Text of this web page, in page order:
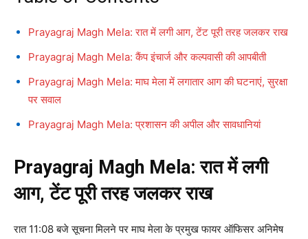
Prayagraj Magh Mela: रात में लगी आग, टेंट पूरी तरह जलकर राख
Prayagraj Magh Mela: कैंप इंचार्ज और कल्पवासी की आपबीती
Prayagraj Magh Mela: माघ मेला में लगातार आग की घटनाएं, सुरक्षा
पर सवाल
Prayagraj Magh Mela: प्रशासन की अपील और सावधानियां
Prayagraj Magh Mela: रात में लगी
आग, टेंट पूरी तरह जलकर राख
रात 11:08 बजे सूचना मिलने पर माघ मेला के प्रमुख फायर ऑफिसर अनिमेष